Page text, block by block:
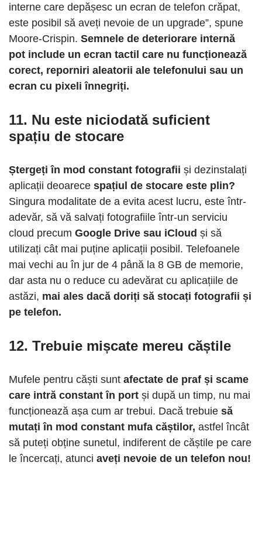
interne care depășesc un ecran de telefon crăpat,
este posibil să aveți nevoie de un upgrade”, spune
Moore-Crispin. Semnele de deteriorare internă
pot include un ecran tactil care nu funcționează
corect, reporniri aleatorii ale telefonului sau un
ecran cu pixeli înnegriți.
11. Nu este niciodată suficient
spațiu de stocare
Ștergeți în mod constant fotografii și dezinstalați
aplicații deoarece spațiul de stocare este plin?
Singura modalitate de a evita acest lucru, este într-
adevăr, să vă salvați fotografiile într-un serviciu
cloud precum Google Drive sau iCloud și să
utilizați cât mai puține aplicații posibil. Telefoanele
mai vechi au în jur de 4 până la 8 GB de memorie,
dar asta nu o reduce cu adevărat cu aplicațiile de
astăzi, mai ales dacă doriți să stocați fotografii și
pe telefon.
12. Trebuie mișcate mereu căștile
Mufele pentru căști sunt afectate de praf și scame
care intră constant în port și după un timp, nu mai
funcționează așa cum ar trebui. Dacă trebuie să
mutați în mod constant mufa căștilor, astfel încât
să puteți obține sunetul, indiferent de căștile pe care
le încercați, atunci aveți nevoie de un telefon nou!